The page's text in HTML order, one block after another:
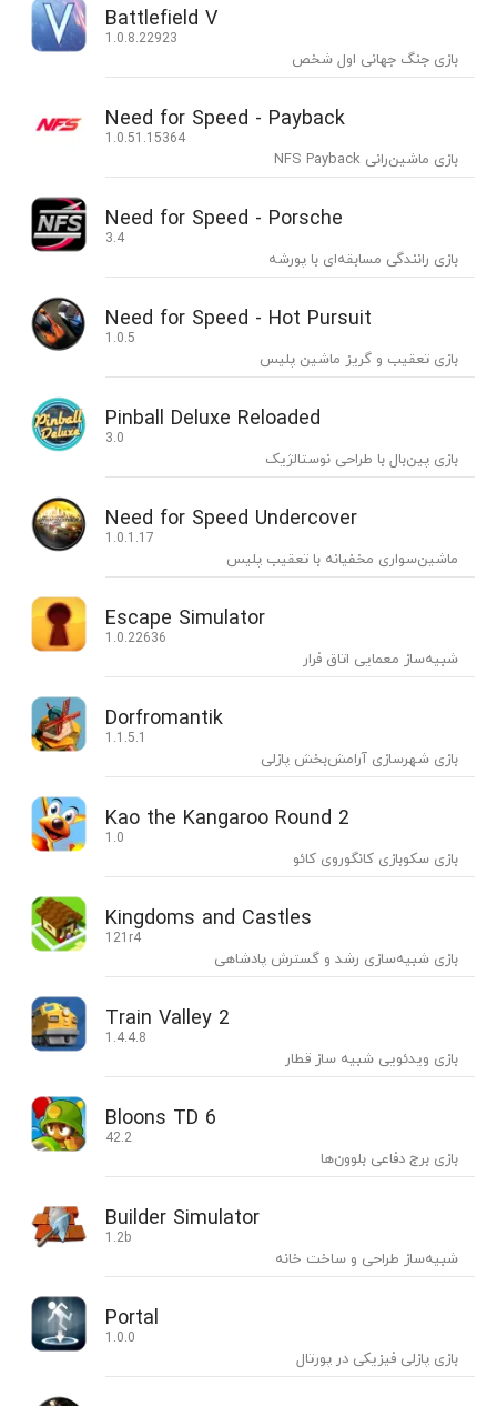
Battlefield V
1.0.8.22923
بازی جنگ جهانی اول شخص
Need for Speed - Payback
1.0.51.15364
بازی ماشین‌رانی NFS Payback
Need for Speed - Porsche
3.4
بازی رانندگی مسابقه‌ای با پورشه
Need for Speed - Hot Pursuit
1.0.5
بازی تعقیب و گریز ماشین پلیس
Pinball Deluxe Reloaded
3.0
بازی پین‌بال با طراحی نوستالژیک
Need for Speed Undercover
1.0.1.17
ماشین‌سواری مخفیانه با تعقیب پلیس
Escape Simulator
1.0.22636
شبیه‌ساز معمایی اتاق فرار
Dorfromantik
1.1.5.1
بازی شهرسازی آرامش‌بخش پازلی
Kao the Kangaroo Round 2
1.0
بازی سکوبازی کانگوروی کائو
Kingdoms and Castles
121r4
بازی شبیه‌سازی رشد و گسترش پادشاهی
Train Valley 2
1.4.4.8
بازی ویدئویی شبیه ساز قطار
Bloons TD 6
42.2
بازی برج دفاعی بلوون‌‌ها
Builder Simulator
1.2b
شبیه‌ساز طراحی و ساخت خانه
Portal
1.0.0
بازی پازلی فیزیکی در پورتال